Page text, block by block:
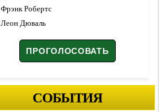
Фрэнк Робертс
Леон Дюваль
СОБЫТИЯ